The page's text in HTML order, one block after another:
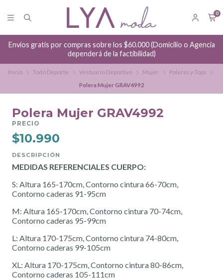
0
Envíos gratis por compras sobre los $60.000 (Domicilio o Agencia
dependerá de la factibilidad)
Inicio Todo Deporte Vestuario Deportivo Mujer
Poleras y Tops
Polera Mujer GRAV4992
Polera Mujer GRAV4992
PRECIO
$10.990
DESCRIPCIÓN
MEDIDAS REFERENCIALES CUERPO:
S: Altura 165-170cm, Contorno cintura 66-70cm,
Contorno caderas 91-95cm
M: Altura 165-170cm, Contorno cintura 70-74cm,
Contorno caderas 95-99cm
L: Altura 170-175cm, Contorno cintura 74-80cm,
Contorno caderas 99-105cm
XL: Altura 170-175cm, Contorno cintura 80-86cm,
Contorno caderas 105-111cm